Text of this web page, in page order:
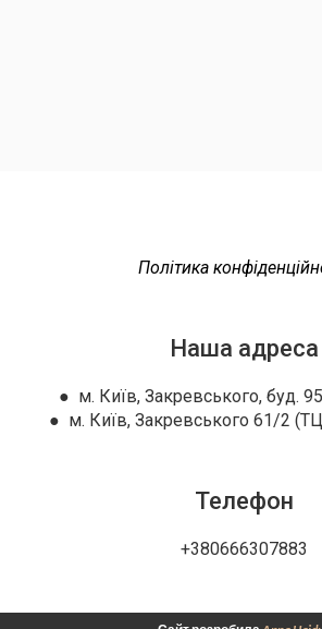
Політика
Наша адреса
● м. Київ, Закревського, буд.
● м. Київ, Закревського 61/2
Телефон
+380666307883